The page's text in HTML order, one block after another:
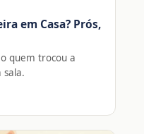
em Casa? Prós,
quem trocou a
sala.